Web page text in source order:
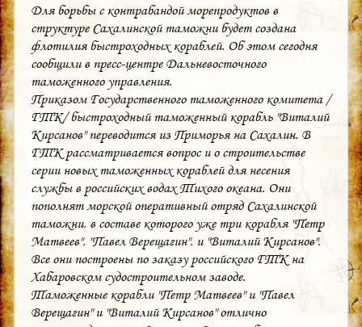
Для борьбы с контрабандой морепродуктов в
структуре Сахалинской таможни будет создана
флотилия быстроходных кораблей. Об этом сегодня
сообщили в пресс-центре Дальневосточного
таможенного управления.
Приказом Государственного таможенного комитета /
ГТК/ быстроходный таможенный корабль "Виталий
Кирсанов" переводится из Приморья на Сахалин. В
ГТК рассматривается вопрос и о строительстве
серии новых таможенных кораблей для несения
службы в российских водах Тихого океана. Они
пополнят морской оперативный отряд Сахалинской
таможни, в составе которого уже три корабля "Петр
Матвеев", "Павел Верещагин", и "Виталий Кирсанов".
Все они построены по заказу российского ГТК на
Хабаровском судостроительном заводе.
Таможенные корабли "Петр Матвеев" и "Павел
Верещагин" и "Виталий Кирсанов" отлично